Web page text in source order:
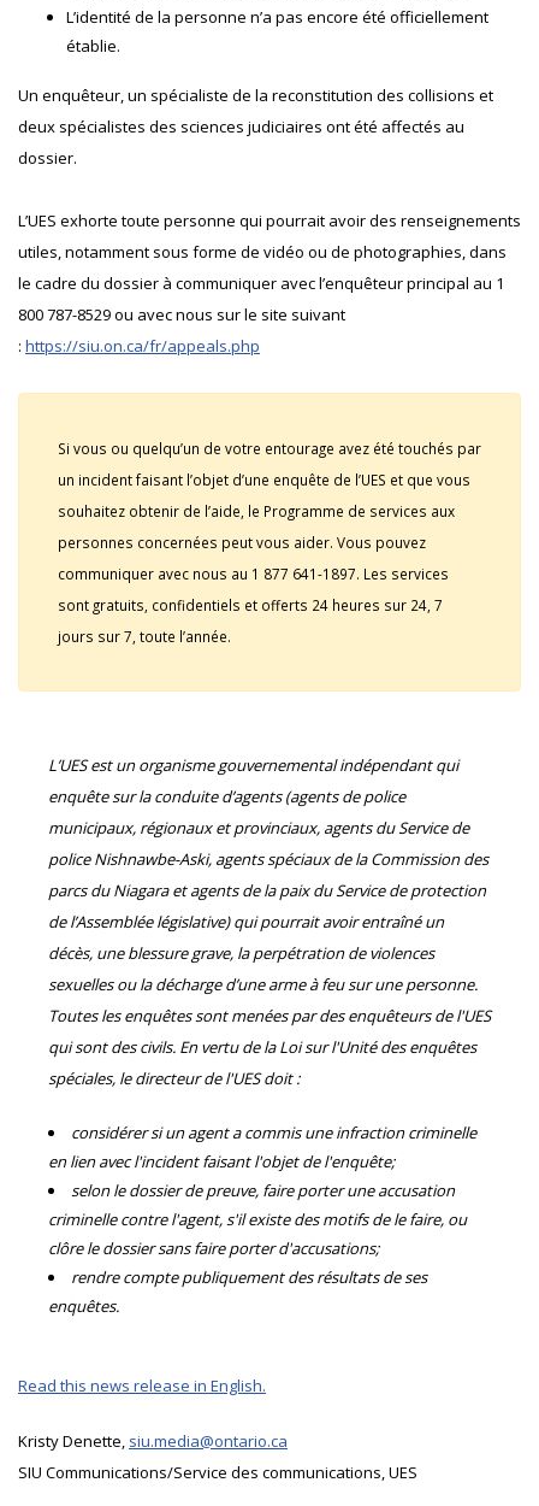
L’identité de la personne n’a pas encore été officiellement
établie.
Un enquêteur, un spécialiste de la reconstitution des collisions et
deux spécialistes des sciences judiciaires ont été affectés au
dossier.
L’UES exhorte toute personne qui pourrait avoir des renseignements
utiles, notamment sous forme de vidéo ou de photographies, dans
le cadre du dossier à communiquer avec l’enquêteur principal au 1
800 787-8529 ou avec nous sur le site suivant
: https://siu.on.ca/fr/appeals.php
Si vous ou quelqu’un de votre entourage avez été touchés par
un incident faisant l’objet d’une enquête de l’UES et que vous
souhaitez obtenir de l’aide, le Programme de services aux
personnes concernées peut vous aider. Vous pouvez
communiquer avec nous au 1 877 641-1897. Les services
sont gratuits, confidentiels et offerts 24 heures sur 24, 7
jours sur 7, toute l’année.
L’UES est un organisme gouvernemental indépendant qui
enquête sur la conduite d’agents (agents de police
municipaux, régionaux et provinciaux, agents du Service de
police Nishnawbe-Aski, agents spéciaux de la Commission des
parcs du Niagara et agents de la paix du Service de protection
de l’Assemblée législative) qui pourrait avoir entraîné un
décès, une blessure grave, la perpétration de violences
sexuelles ou la décharge d’une arme à feu sur une personne.
Toutes les enquêtes sont menées par des enquêteurs de l'UES
qui sont des civils. En vertu de la Loi sur l'Unité des enquêtes
spéciales, le directeur de l'UES doit :
considérer si un agent a commis une infraction criminelle
en lien avec l'incident faisant l'objet de l'enquête;
selon le dossier de preuve, faire porter une accusation
criminelle contre l'agent, s'il existe des motifs de le faire, ou
clôre le dossier sans faire porter d'accusations;
rendre compte publiquement des résultats de ses
enquêtes.
Read this news release in English.
Kristy Denette, siu.media@ontario.ca
SIU Communications/Service des communications, UES